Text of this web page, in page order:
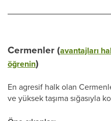
Cermenler (avantajları
öğrenin)
En agresif halk olan
ve yüksek taşıma sığasıyla